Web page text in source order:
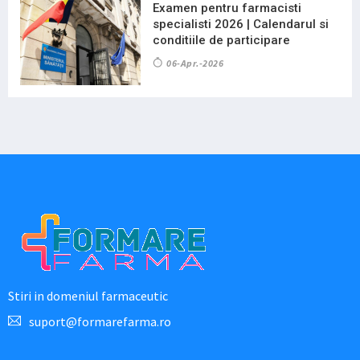
Examen pentru farmacisti
specialisti 2026 | Calendarul si
conditiile de participare
06-Apr.-2026
Stiri in domeniul farmaceutic
suport@formarefarma.ro